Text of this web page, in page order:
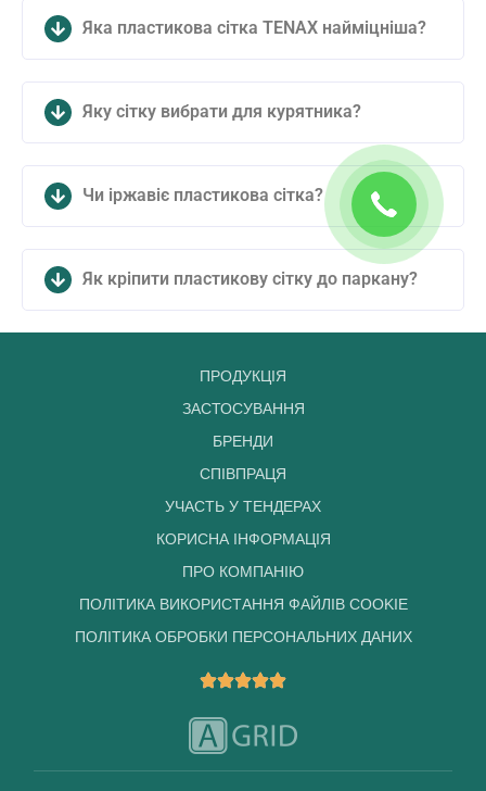
Яка пластикова сітка TENAX найміцніша?
Яку сітку вибрати для курятника?
Чи іржавіє пластикова сітка?
Як кріпити пластикову сітку до паркану?
ПРОДУКЦІЯ
ЗАСТОСУВАННЯ
БРЕНДИ
СПІВПРАЦЯ
УЧАСТЬ У ТЕНДЕРАХ
КОРИСНА ІНФОРМАЦІЯ
ПРО КОМПАНІЮ
ПОЛІТИКА ВИКОРИСТАННЯ ФАЙЛІВ COOKIE
ПОЛІТИКА ОБРОБКИ ПЕРСОНАЛЬНИХ ДАНИХ